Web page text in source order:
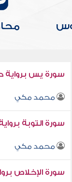
سورة يس
محمد مكي
سورة التوبة
محمد مكي
سورة الإخلاص